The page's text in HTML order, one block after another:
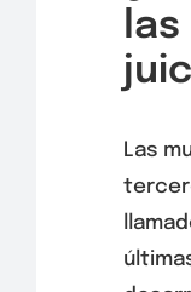
las
Las